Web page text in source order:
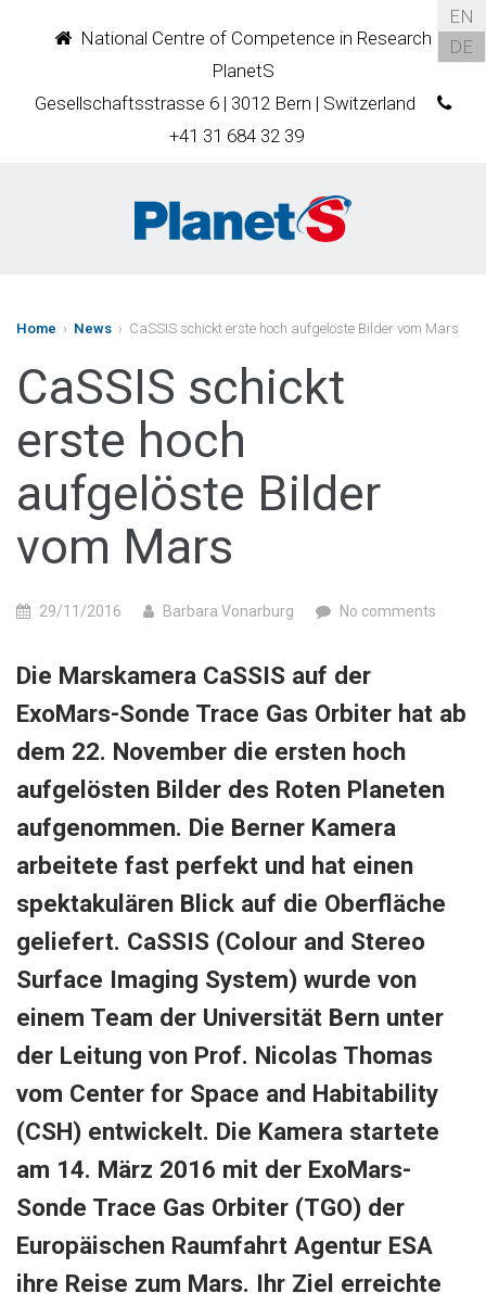
National Centre of Competence in Research
PlanetS
Gesellschaftsstrasse 6 | 3012 Bern | Switzerland
+41 31 684 32 39
EN
DE
Home › News › CaSSIS schickt erste hoch aufgelöste Bilder vom Mars
CaSSIS schickt
erste hoch
aufgelöste Bilder
vom Mars
29/11/2016 Barbara Vonarburg No comments
Die Marskamera CaSSIS auf der
ExoMars-Sonde Trace Gas Orbiter hat ab
dem 22. November die ersten hoch
aufgelösten Bilder des Roten Planeten
aufgenommen. Die Berner Kamera
arbeitete fast perfekt und hat einen
spektakulären Blick auf die Oberfläche
geliefert. CaSSIS (Colour and Stereo
Surface Imaging System) wurde von
einem Team der Universität Bern unter
der Leitung von Prof. Nicolas Thomas
vom Center for Space and Habitability
(CSH) entwickelt. Die Kamera startete
am 14. März 2016 mit der ExoMars-
Sonde Trace Gas Orbiter (TGO) der
Europäischen Raumfahrt Agentur ESA
ihre Reise zum Mars. Ihr Ziel erreichte